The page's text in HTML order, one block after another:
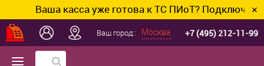
Ваша касса уже готова к ТС ПИоТ? Подключим и
✕
Ваш город:: Москва +7 (495) 212-11-99